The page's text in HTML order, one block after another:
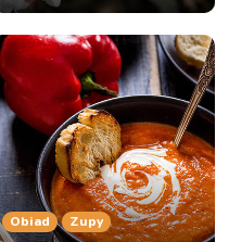
Obiad Zupy